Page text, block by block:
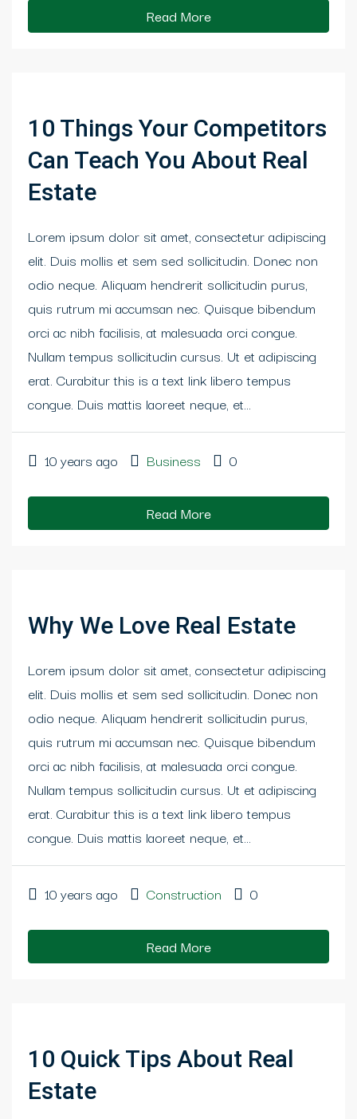
Read More
10 Things Your Competitors
Can Teach You About Real
Estate
Lorem ipsum dolor sit amet, consectetur adipiscing
elit. Duis mollis et sem sed sollicitudin. Donec non
odio neque. Aliquam hendrerit sollicitudin purus,
quis rutrum mi accumsan nec. Quisque bibendum
orci ac nibh facilisis, at malesuada orci congue.
Nullam tempus sollicitudin cursus. Ut et adipiscing
erat. Curabitur this is a text link libero tempus
congue. Duis mattis laoreet neque, et...
10 years ago Business 0
Read More
Why We Love Real Estate
Lorem ipsum dolor sit amet, consectetur adipiscing
elit. Duis mollis et sem sed sollicitudin. Donec non
odio neque. Aliquam hendrerit sollicitudin purus,
quis rutrum mi accumsan nec. Quisque bibendum
orci ac nibh facilisis, at malesuada orci congue.
Nullam tempus sollicitudin cursus. Ut et adipiscing
erat. Curabitur this is a text link libero tempus
congue. Duis mattis laoreet neque, et...
10 years ago Construction 0
Read More
10 Quick Tips About Real
Estate